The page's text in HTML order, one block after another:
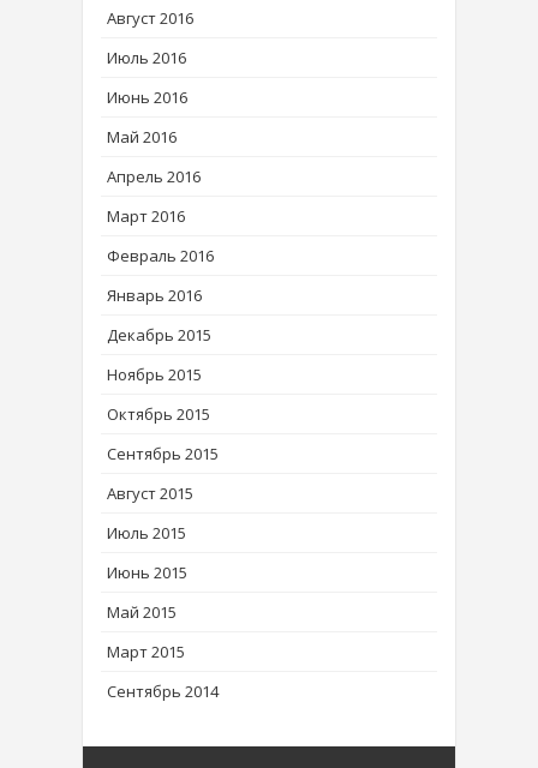
Август 2016
Июль 2016
Июнь 2016
Май 2016
Апрель 2016
Март 2016
Февраль 2016
Январь 2016
Декабрь 2015
Ноябрь 2015
Октябрь 2015
Сентябрь 2015
Август 2015
Июль 2015
Июнь 2015
Май 2015
Март 2015
Сентябрь 2014